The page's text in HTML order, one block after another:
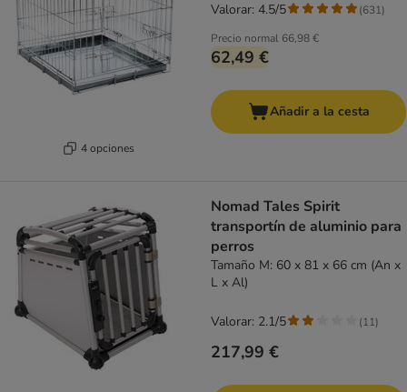
4 opciones
Precio normal 66,98 €
62,49 €
Valorar: 4.5/5 (631)
Añadir a la cesta
Nomad Tales Spirit
transportín de aluminio para
perros
Tamaño M: 60 x 81 x 66 cm (An x
L x Al)
217,99 €
Valorar: 2.1/5 (11)